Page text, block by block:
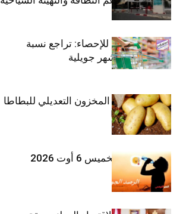
المعهد الوطني للإحصاء: تراجع نسبة
التضخم خلال شهر جويلية
وزارة الفلاحة : المخزون التعديلي للبطاطا
بلغ 12392 طنا
طقس اليوم الخميس 6 أوت 2026